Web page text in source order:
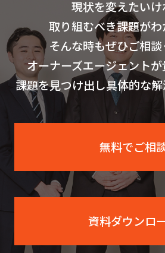
現状を変えたいけ
取り組むべき課題が
そんな時もぜひご相談
オーナーズエージェント
課題を見つけ出し具体的な解
無料でご相
資料ダウンロ